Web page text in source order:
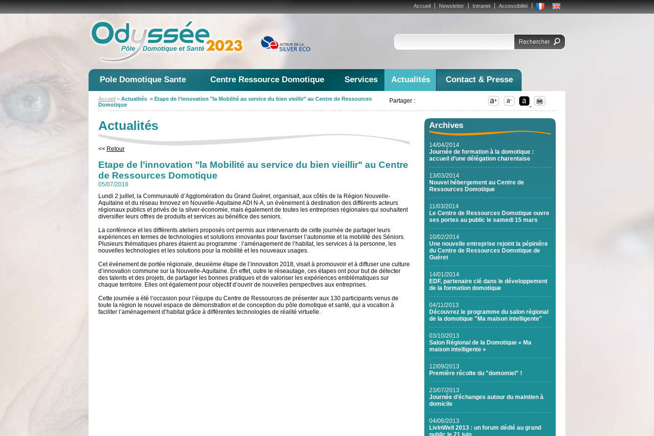
Accueil Newsletter Intranet Accessibilité
Pole Domotique Sante Centre Ressource Domotique Services Actualités Contact & Presse
Accueil > Actualités > Etape de l’innovation "la Mobilité au service du bien vieillir" au Centre de Ressources
Domotique
Partager :
Actualités
<< Retour
Etape de l’innovation "la Mobilité au service du bien vieillir" au Centre
de Ressources Domotique
05/07/2018
Lundi 2 juillet, la Communauté d’Agglomération du Grand Guéret, organisait, aux côtés de la Région Nouvelle-
Aquitaine et du réseau Innovez en Nouvelle-Aquitaine ADI N-A, un évènement à destination des différents acteurs
régionaux publics et privés de la silver-économie, mais également de toutes les entreprises régionales qui souhaitent
diversifier leurs offres de produits et services au bénéfice des seniors.
La conférence et les différents ateliers proposés ont permis aux intervenants de cette journée de partager leurs
expériences en termes de technologies et solutions innovantes pour favoriser l’autonomie et la mobilité des Séniors.
Plusieurs thématiques phares étaient au programme : l’aménagement de l’habitat, les services à la personne, les
nouvelles technologies et les solutions pour la mobilité et les nouveaux usages.
Cet évènement de portée régionale, deuxième étape de l’innovation 2018, visait à promouvoir et à diffuser une culture
d’innovation commune sur la Nouvelle-Aquitaine. En effet, outre le réseautage, ces étapes ont pour but de détecter
des talents et des projets, de partager les bonnes pratiques et de valoriser les expériences emblématiques sur
chaque territoire. Elles ont également pour objectif d’ouvrir de nouvelles perspectives aux entreprises.
Cette journée a été l’occasion pour l’équipe du Centre de Ressources de présenter aux 130 participants venus de
toute la région le nouvel espace de démonstration et de conception du pôle domotique et santé, qui a vocation à
faciliter l’aménagement d’habitat grâce à différentes technologies de réalité virtuelle.
Archives
14/04/2014
Journée de formation à la domotique :
accueil d’une délégation charentaise
13/03/2014
Nouvel hébergement au Centre de
Ressources Domotique
11/03/2014
Le Centre de Ressources Domotique ouvre
ses portes au public le samedi 15 mars
10/02/2014
Une nouvelle entreprise rejoint la pépinière
du Centre de Ressources Domotique de
Guéret
14/01/2014
EDF, partenaire clé dans le développement
de la formation domotique
04/11/2013
Découvrez le programme du salon régional
de la domotique "Ma maison intelligente"
03/10/2013
Salon Régional de la Domotique « Ma
maison intelligente »
12/09/2013
Première récolte du "domomiel" !
23/07/2013
Journée d’échanges autour du maintien à
domicile
04/06/2013
LivInWell 2013 : un forum dédié au grand
public le 21 juin